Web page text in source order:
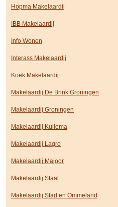
Hopma Makelaardij
IBB Makelaardij
Info Wonen
Interass Makelaardij
Koek Makelaardij
Makelaardij De Brink Groningen
Makelaardij Groningen
Makelaardij Kuilema
Makelaardij Lagro
Makelaardij Majoor
Makelaardij Staal
Makelaardij Stad en Ommeland